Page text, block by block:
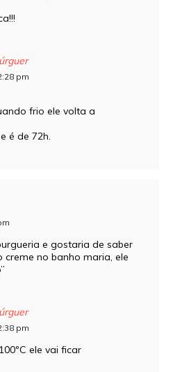
pm
frio ele volta a
é de 72h.
e gostaria de saber
creme no banho maria, ele
pm
ele vai ficar